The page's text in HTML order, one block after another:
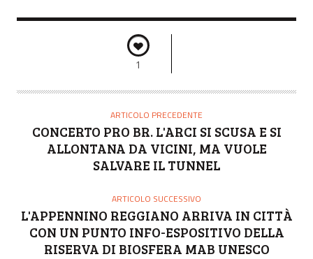
1
ARTICOLO PRECEDENTE
CONCERTO PRO BR. L'ARCI SI SCUSA E SI
ALLONTANA DA VICINI, MA VUOLE
SALVARE IL TUNNEL
ARTICOLO SUCCESSIVO
L'APPENNINO REGGIANO ARRIVA IN CITTÀ
CON UN PUNTO INFO-ESPOSITIVO DELLA
RISERVA DI BIOSFERA MAB UNESCO